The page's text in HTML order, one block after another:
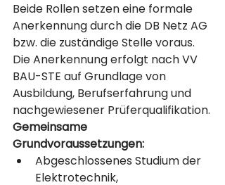
Beide Rollen setzen eine formale
Anerkennung durch die DB Netz AG
bzw. die zuständige Stelle voraus.
Die Anerkennung erfolgt nach VV
BAU-STE auf Grundlage von
Ausbildung, Berufserfahrung und
nachgewiesener Prüferqualifikation.
Gemeinsame
Grundvoraussetzungen:
Abgeschlossenes Studium der
Elektrotechnik,